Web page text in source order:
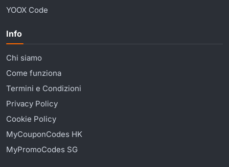
YOOX Code
Info
Chi siamo
Come funziona
Termini e Condizioni
Privacy Policy
Cookie Policy
MyCouponCodes HK
MyPromoCodes SG